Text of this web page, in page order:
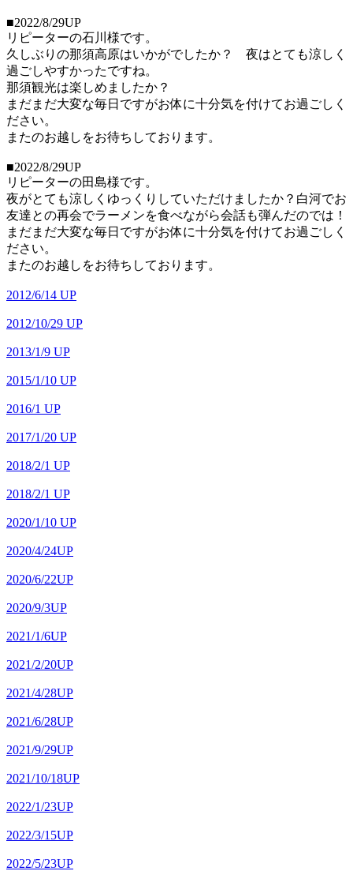
■2022/8/29UP
リピーターの石川様です。
久しぶりの那須高原はいかがでしたか？ 夜はとても涼しく
過ごしやすかったですね。
那須観光は楽しめましたか？
まだまだ大変な毎日ですがお体に十分気を付けてお過ごしく
ださい。
またのお越しをお待ちしております。
■2022/8/29UP
リピーターの田島様です。
夜がとても涼しくゆっくりしていただけましたか？白河でお
友達との再会でラーメンを食べながら会話も弾んだのでは！
まだまだ大変な毎日ですがお体に十分気を付けてお過ごしく
ださい。
またのお越しをお待ちしております。
2012/6/14 UP
2012/10/29 UP
2013/1/9 UP
2015/1/10 UP
2016/1 UP
2017/1/20 UP
2018/2/1 UP
2018/2/1 UP
2020/1/10 UP
2020/4/24UP
2020/6/22UP
2020/9/3UP
2021/1/6UP
2021/2/20UP
2021/4/28UP
2021/6/28UP
2021/9/29UP
2021/10/18UP
2022/1/23UP
2022/3/15UP
2022/5/23UP